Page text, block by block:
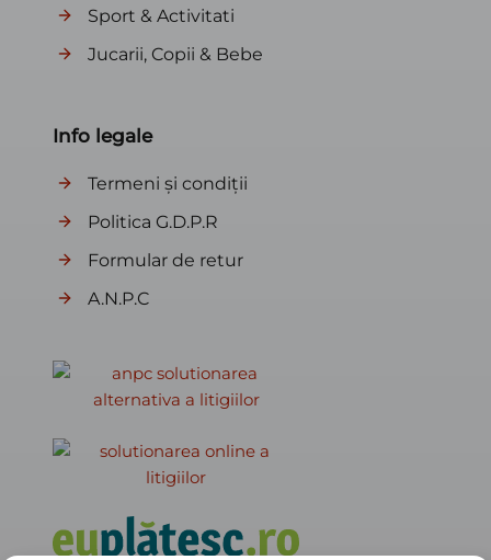
Sport & Activitati
Jucarii, Copii & Bebe
Info legale
Termeni și condiții
Politica G.D.P.R
Formular de retur
A.N.P.C